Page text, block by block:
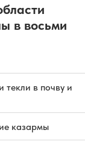
в восьми
текли в почву и
казармы